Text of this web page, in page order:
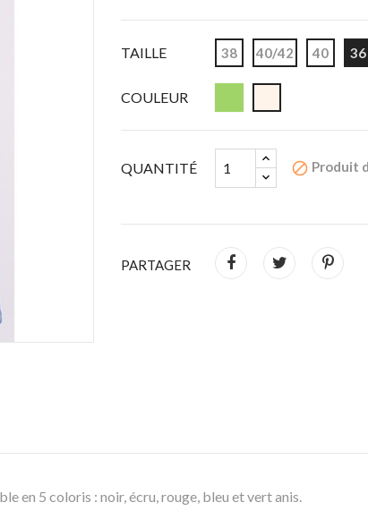
TAILLE 38 40/42 40 36
COULEUR
QUANTITÉ block Produit
PARTAGER
en 5 coloris : noir, écru, rouge, bleu et vert anis.